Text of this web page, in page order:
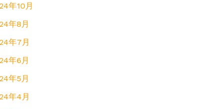
年10月
年8月
年7月
年6月
年5月
年4月